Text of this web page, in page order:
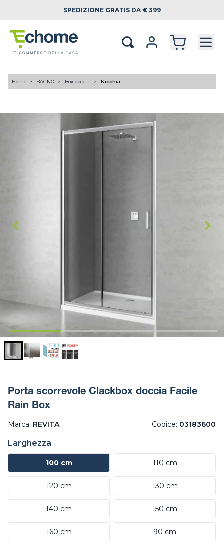
SPEDIZIONE GRATIS DA € 399
Home BAGNO Box doccia Nicchia
Porta scorrevole Clackbox doccia Facile
Rain Box
Marca: REVITA Codice: 03183600
Larghezza
100 cm 110 cm
120 cm 130 cm
140 cm 150 cm
160 cm 90 cm